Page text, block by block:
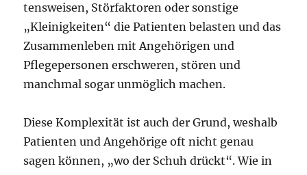
tensweisen, Störfaktoren oder sonstige
„Kleinig­keiten“ die Patienten belasten und das
Zusammenleben mit Angehörigen und
Pflegepersonen erschweren, stören und
manchmal sogar unmöglich machen.
Diese Komplexität ist auch der Grund, weshalb
Patienten und Angehörige oft nicht genau
sagen können, „wo der Schuh drückt“. Wie in